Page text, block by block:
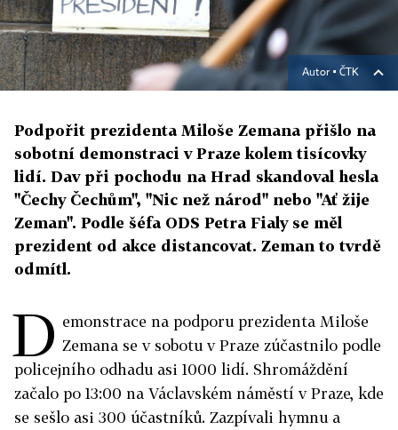
Autor ▪ ČTK
Podpořit prezidenta Miloše Zemana přišlo na
sobotní demonstraci v Praze kolem tisícovky
lidí. Dav při pochodu na Hrad skandoval hesla
"Čechy Čechům", "Nic než národ" nebo "Ať žije
Zeman". Podle šéfa ODS Petra Fialy se měl
prezident od akce distancovat. Zeman to tvrdě
odmítl.
D emonstrace na podporu prezidenta Miloše
Zemana se v sobotu v Praze zúčastnilo podle
policejního odhadu asi 1000 lidí. Shromáždění
začalo po 13:00 na Václavském náměstí v Praze, kde
se sešlo asi 300 účastníků. Zazpívali hymnu a